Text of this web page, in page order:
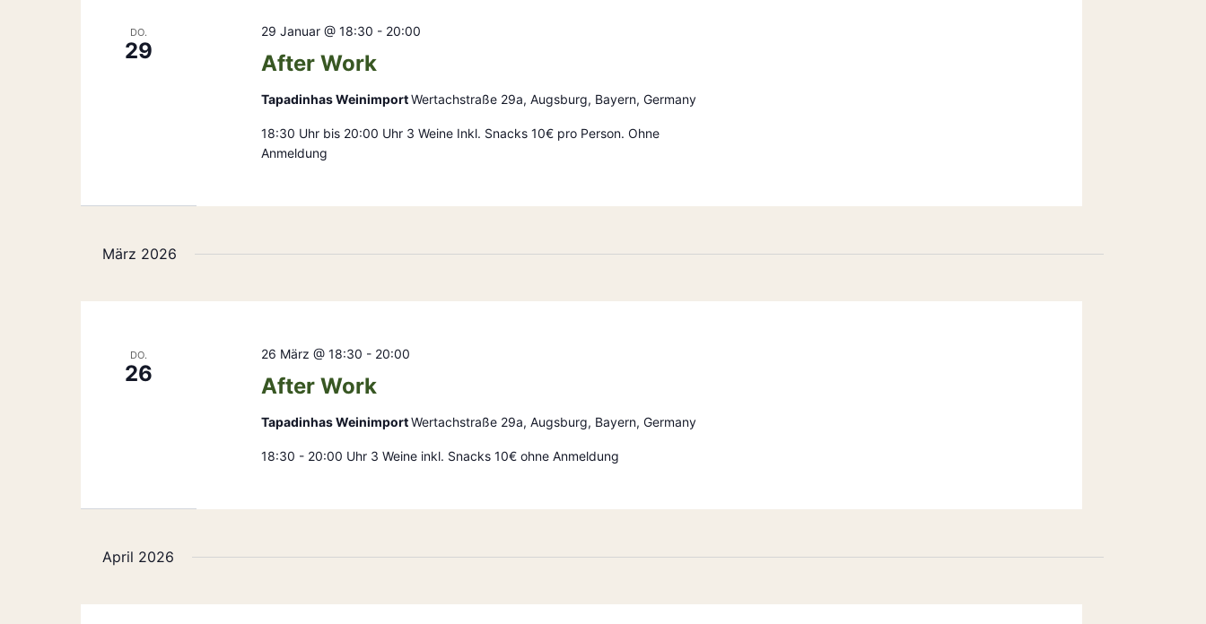
DO.
29 After Work
29 Januar @ 18:30 - 20:00
Tapadinhas WeinimportWertachstraße 29a, Augsburg, Bayern, Germany
18:30 Uhr bis 20:00 Uhr 3 Weine Inkl. Snacks 10€ pro Person. Ohne
Anmeldung
März 2026
DO.
26 After Work
26 März @ 18:30 - 20:00
Tapadinhas WeinimportWertachstraße 29a, Augsburg, Bayern, Germany
18:30 - 20:00 Uhr 3 Weine inkl. Snacks 10€ ohne Anmeldung
April 2026